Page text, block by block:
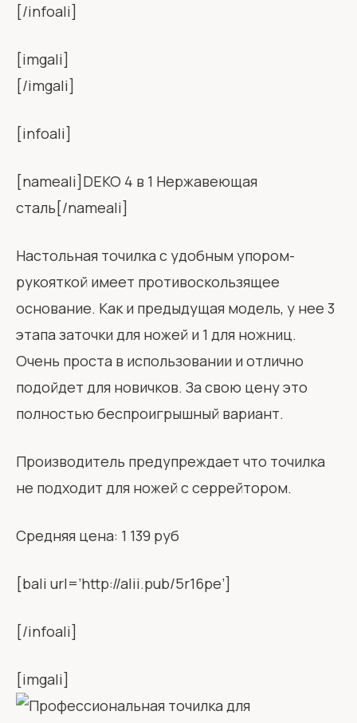
[/infoali]
[imgali]
[/imgali]
[infoali]
[nameali]DEKO 4 в 1 Нержавеющая
сталь[/nameali]
Настольная точилка с удобным упором-
рукояткой имеет противоскользящее
основание. Как и предыдущая модель, у нее 3
этапа заточки для ножей и 1 для ножниц.
Очень проста в использовании и отлично
подойдет для новичков. За свою цену это
полностью беспроигрышный вариант.
Производитель предупреждает что точилка
не подходит для ножей с серрейтором.
Средняя цена: 1 139 руб
[bali url=’http://alii.pub/5r16pe’]
[/infoali]
[imgali]